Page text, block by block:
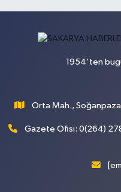
1954'ten
Orta Mah.,
Gazete Ofisi: 0(264)